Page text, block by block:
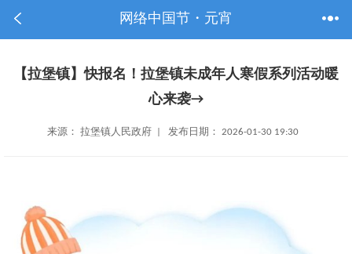
网络中国节・元宵
【拉堡镇】快报名！拉堡镇未成年人寒假系列活动暖
心来袭→
来源： 拉堡镇人民政府 | 发布日期： 2026-01-30 19:30